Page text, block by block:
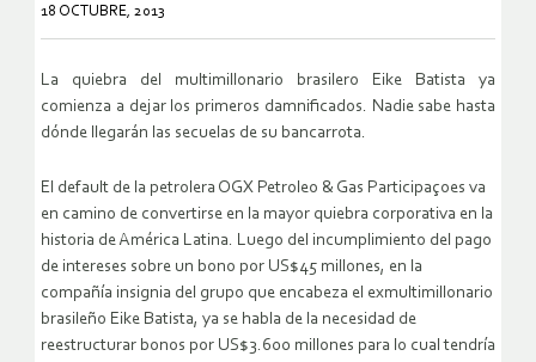
18 OCTUBRE, 2013
La quiebra del multimillonario brasilero Eike Batista ya
comienza a dejar los primeros damnificados. Nadie sabe hasta
dónde llegarán las secuelas de su bancarrota.
El default de la petrolera OGX Petroleo & Gas Participaçoes va
en camino de convertirse en la mayor quiebra corporativa en la
historia de América Latina. Luego del incumplimiento del pago
de intereses sobre un bono por US$45 millones, en la
compañía insignia del grupo que encabeza el exmultimillonario
brasileño Eike Batista, ya se habla de la necesidad de
reestructurar bonos por US$3.600 millones para lo cual tendría